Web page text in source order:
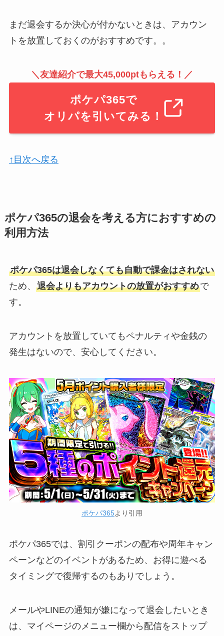
まだ退会するか決心が付かないときは、アカウン
トを放置しておくのがおすすめです。。
＼友達紹介で最大45,000ptもらえる！／
ポケパ365で
オリパを引いてみる！
↑目次へ戻る
ポケパ365の退会を考える方におすすめの
利用方法
ポケパ365は退会しなくても自動で課金はされない
ため、 退会よりもアカウントの放置がおすすめで
す。
アカウントを放置していてもペナルティや金銭の
発生はないので、安心してください。
ポケパ365より引用
ポケパ365では、割引クーポンの配布や周年キャン
ペーンなどのイベントがあるため、お得に遊べる
タイミングで復帰するのもありでしょう。
メールやLINEの通知が嫌になって退会したいとき
は、マイページのメニュー欄から配信をストップ